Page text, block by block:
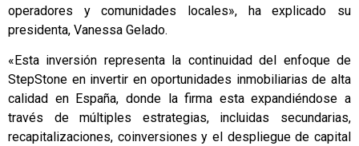
operadores y comunidades locales», ha explicado su
presidenta, Vanessa Gelado.
«Esta inversión representa la continuidad del enfoque de
StepStone en invertir en oportunidades inmobiliarias de alta
calidad en España, donde la firma esta expandiéndose a
través de múltiples estrategias, incluidas secundarias,
recapitalizaciones, coinversiones y el despliegue de capital